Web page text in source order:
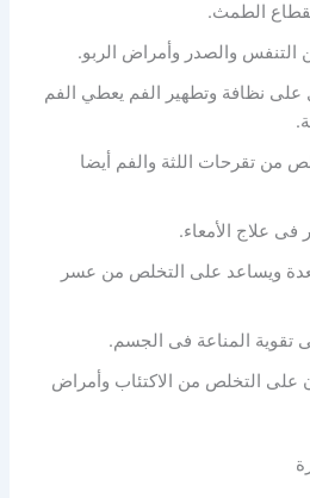
الطمث.
والصدر وأمراض الربو.
نظافة وتطهير الفم يعطي الفم
من تقرحات اللثة والفم أيضا
علاج الأمعاء.
ويساعد على التخلص من عسر
تقوية المناعة فى الجسم.
على التخلص من الاكتئاب وأمراض